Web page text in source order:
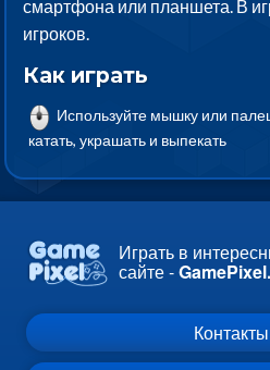
смартфона или планшета. В
игроков.
Как играть
Используйте мышку или
катать, украшать и выпекать
Играть в
сайте -
Контакты